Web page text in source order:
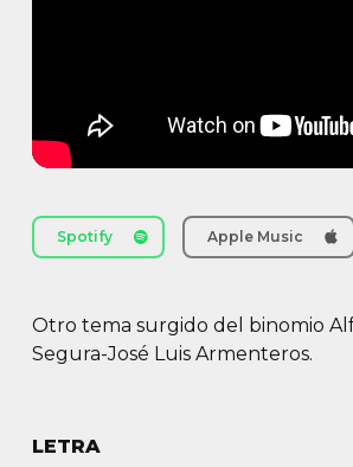
Otro tema surgido del binomio
Segura-José Luis Armenteros.
LETRA
Spotify Apple Music